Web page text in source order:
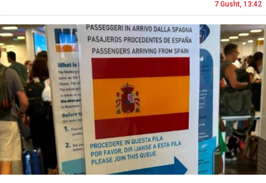
7 Gusht, 13:42